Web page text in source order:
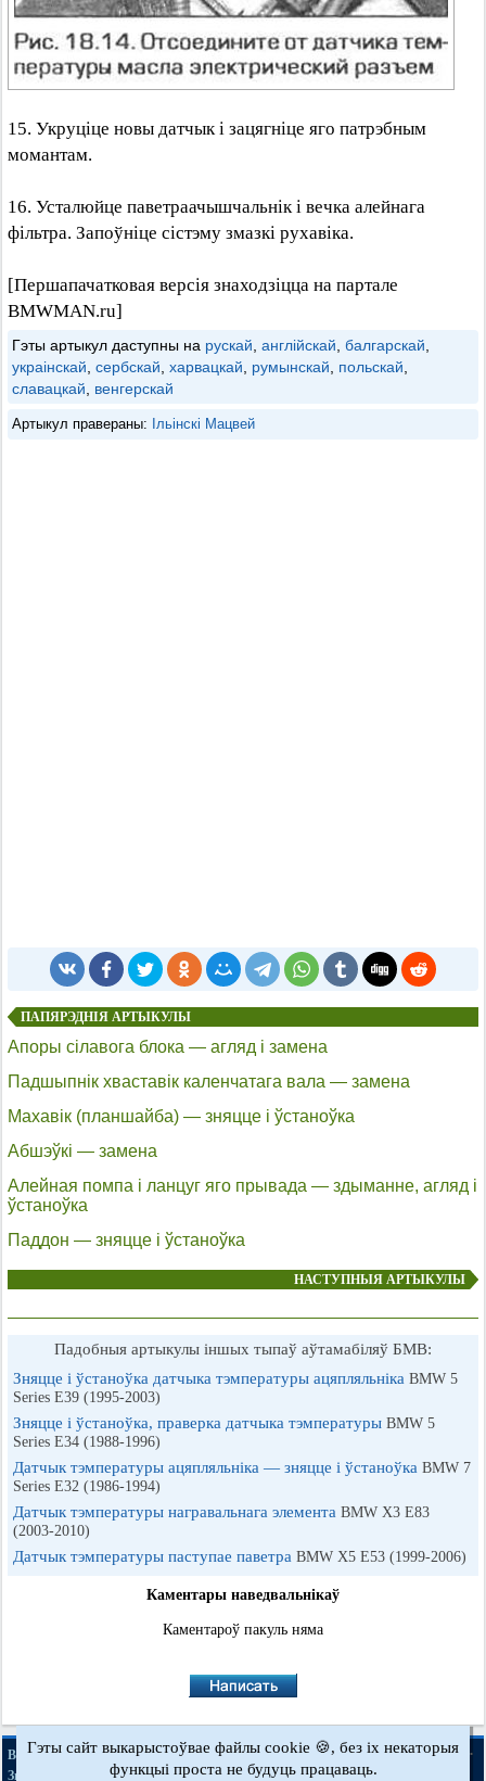
15. Укруціце новы датчык і зацягніце яго патрэбным
момантам.
16. Усталюйце паветраачышчальнік і вечка алейнага
фільтра. Запоўніце сістэму змазкі рухавіка.
[Першапачатковая версія знаходзіцца на партале
BMWMAN.ru]
Гэты артыкул даступны на рускай англійскай балгарскай
украінскай сербскай харвацкай румынскай польскай
славацкай
венгерскай
Артыкул правераны: Ільінскі Мацвей
ПАПЯРЭДНІЯ АРТЫКУЛЫ
Апоры сілавога блока — агляд і замена
Падшыпнік хваставік каленчатага вала — замена
Махавік (планшайба) — зняцце і ўстаноўка
Абшэўкі — замена
Алейная помпа і ланцуг яго прывада — здыманне, агляд і
ўстаноўка
Паддон — зняцце і ўстаноўка
НАСТУПНЫЯ АРТЫКУЛЫ
Падобныя артыкулы іншых тыпаў аўтамабіляў БМВ:
Зняцце і ўстаноўка датчыка тэмпературы ацяпляльніка BMW 5
Series E39 (1995-2003)
Зняцце і ўстаноўка, праверка датчыка тэмпературы BMW 5
Series E34 (1988-1996)
Датчык тэмпературы ацяпляльніка — зняцце і ўстаноўка BMW 7
Series E32 (1986-1994)
Датчык тэмпературы награвальнага элемента BMW X3 E83
(2003-2010)
Датчык тэмпературы паступае паветра BMW X5 E53 (1999-2006)
Каментары наведвальнікаў
Каментароў пакуль няма
BMWman.ru © 2017-2026·Поўная версія·Навіны і артыкулы ·Мапа сайту ·
Зваротная сувязь·Пошук па сайце
Гэты сайт выкарыстоўвае файлы cookie 🍪, без іх некаторыя
функцыі проста не будуць працаваць.